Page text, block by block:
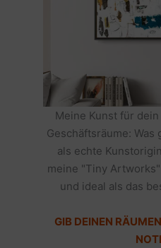
Meine Kunst für
Geschäftsräume:
als echte
meine "Tiny
und ideal als das
GIB DEINEN